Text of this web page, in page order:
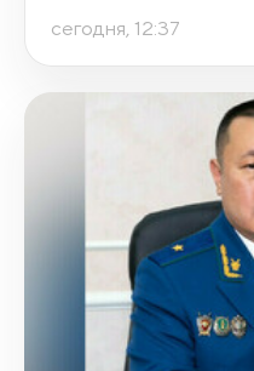
сегодня, 12:37